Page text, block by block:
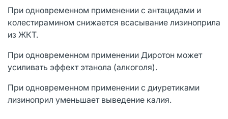
При одновременном применении с антацидами и
колестирамином снижается всасывание лизиноприла
из ЖКТ.
При одновременном применении Диротон может
усиливать эффект этанола (алкоголя).
При одновременном применении с диуретиками
лизиноприл уменьшает выведение калия.